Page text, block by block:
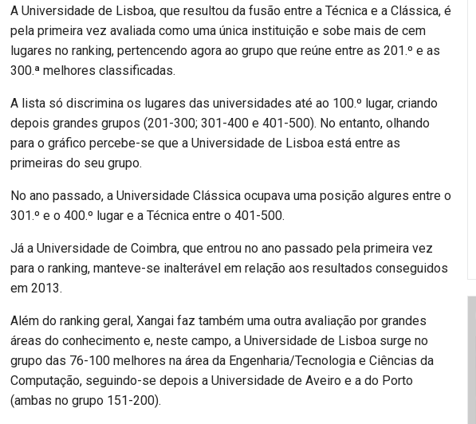
A Universidade de Lisboa, que resultou da fusão entre a Técnica e a Clássica, é
pela primeira vez avaliada como uma única instituição e sobe mais de cem
lugares no ranking, pertencendo agora ao grupo que reúne entre as 201.º e as
300.ª melhores classificadas.
A lista só discrimina os lugares das universidades até ao 100.º lugar, criando
depois grandes grupos (201-300; 301-400 e 401-500). No entanto, olhando
para o gráfico percebe-se que a Universidade de Lisboa está entre as
primeiras do seu grupo.
No ano passado, a Universidade Clássica ocupava uma posição algures entre o
301.º e o 400.º lugar e a Técnica entre o 401-500.
Já a Universidade de Coimbra, que entrou no ano passado pela primeira vez
para o ranking, manteve-se inalterável em relação aos resultados conseguidos
em 2013.
Além do ranking geral, Xangai faz também uma outra avaliação por grandes
áreas do conhecimento e, neste campo, a Universidade de Lisboa surge no
grupo das 76-100 melhores na área da Engenharia/Tecnologia e Ciências da
Computação, seguindo-se depois a Universidade de Aveiro e a do Porto
(ambas no grupo 151-200).